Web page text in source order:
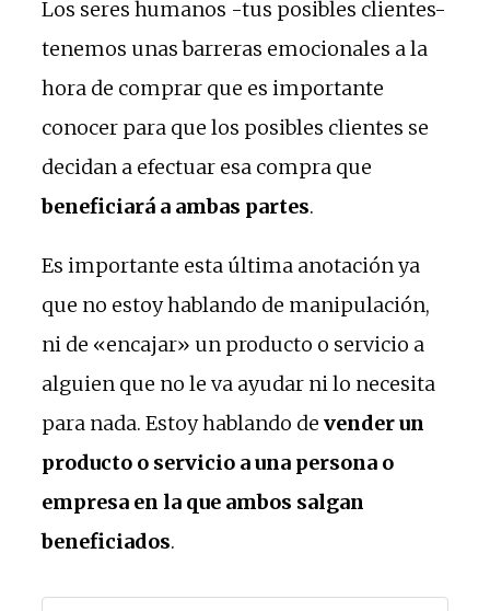
Los seres humanos -tus posibles clientes-
tenemos unas barreras emocionales a la
hora de comprar que es importante
conocer para que los posibles clientes se
decidan a efectuar esa compra que
beneficiará a ambas partes.
Es importante esta última anotación ya
que no estoy hablando de manipulación,
ni de «encajar» un producto o servicio a
alguien que no le va ayudar ni lo necesita
para nada. Estoy hablando de vender un
producto o servicio a una persona o
empresa en la que ambos salgan
beneficiados.